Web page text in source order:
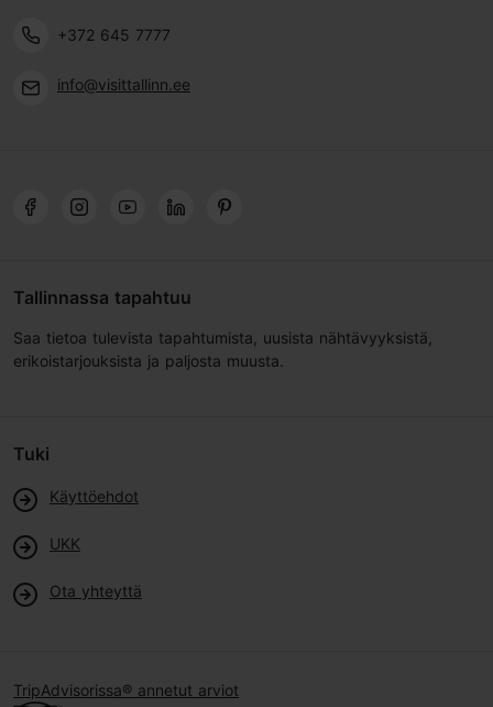
+372 645 7777
info@visittallinn.ee
Tallinnassa tapahtuu
Saa tietoa tulevista tapahtumista, uusista nähtävyyksistä,
erikoistarjouksista ja paljosta muusta.
Tuki
Käyttöehdot
UKK
Ota yhteyttä
TripAdvisorissa® annetut arviot